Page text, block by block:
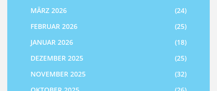
MÄRZ 2026
(24)
FEBRUAR 2026
(25)
JANUAR 2026
(18)
DEZEMBER 2025
(25)
NOVEMBER 2025
(32)